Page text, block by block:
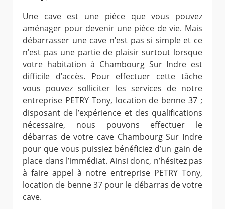
Une cave est une pièce que vous pouvez
aménager pour devenir une pièce de vie. Mais
débarrasser une cave n’est pas si simple et ce
n’est pas une partie de plaisir surtout lorsque
votre habitation à Chambourg Sur Indre est
difficile d’accès. Pour effectuer cette tâche
vous pouvez solliciter les services de notre
entreprise PETRY Tony, location de benne 37 ;
disposant de l’expérience et des qualifications
nécessaire, nous pouvons effectuer le
débarras de votre cave Chambourg Sur Indre
pour que vous puissiez bénéficiez d’un gain de
place dans l’immédiat. Ainsi donc, n’hésitez pas
à faire appel à notre entreprise PETRY Tony,
location de benne 37 pour le débarras de votre
cave.